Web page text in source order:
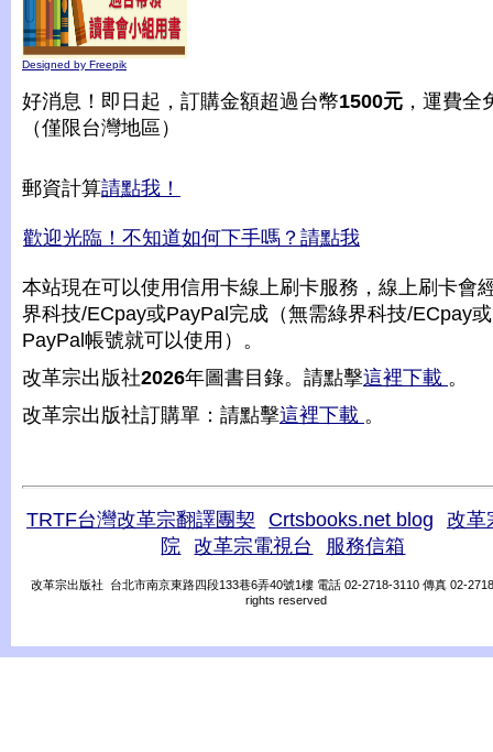
Designed by Freepik
好消息！即日起，訂購金額超過台幣1500元 ，運費全
（僅限台灣地區）
郵資計算請點我！
歡迎光臨！不知道如何下手嗎？請點我
本站現在可以使用信用卡線上刷卡服務，線上刷卡會
界科技/ECpay或PayPal完成（無需綠界科技/ECpay或
PayPal帳號就可以使用）。
改革宗出版社2026年圖書目錄。請點擊這裡下載 。
改革宗出版社訂購單：請點擊這裡下載 。
TRTF台灣改革宗翻譯團契 Crtsbooks.net blog
改革
院
改革宗電視台 服務信箱
改革宗出版社 台北市南京東路四段133巷6弄40號1樓 電話 02-2718-3110 傳真 02-
rights reserved